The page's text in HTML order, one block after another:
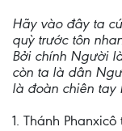
Hãy vào đây ta
quỳ trước tôn
Bởi chính Người
còn ta là dân
là đoàn chiên
1. Thánh